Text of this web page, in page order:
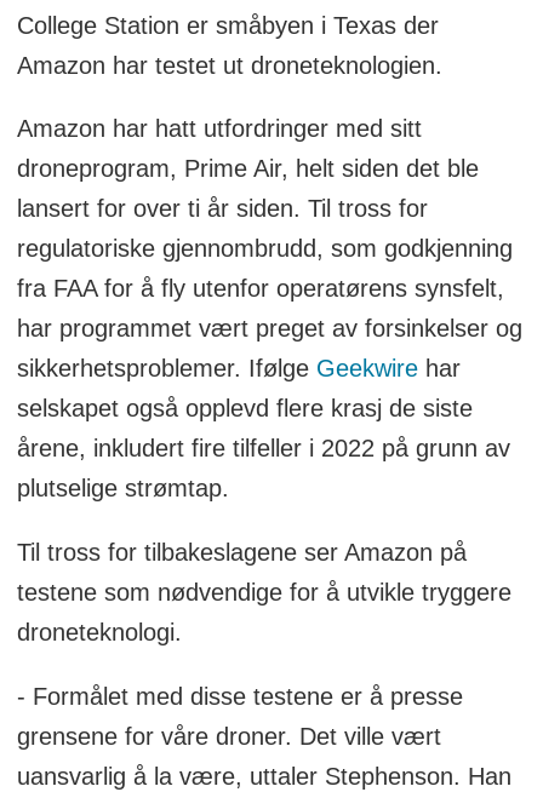
College Station er småbyen i Texas der
Amazon har testet ut droneteknologien.
Amazon har hatt utfordringer med sitt
droneprogram, Prime Air, helt siden det ble
lansert for over ti år siden. Til tross for
regulatoriske gjennombrudd, som godkjenning
fra FAA for å fly utenfor operatørens synsfelt,
har programmet vært preget av forsinkelser og
sikkerhetsproblemer. Ifølge Geekwirehar
selskapet også opplevd flere krasj de siste
årene, inkludert fire tilfeller i 2022 på grunn av
plutselige strømtap.
Til tross for tilbakeslagene ser Amazon på
testene som nødvendige for å utvikle tryggere
droneteknologi.
- Formålet med disse testene er å presse
grensene for våre droner. Det ville vært
uansvarlig å la være, uttaler Stephenson. Han